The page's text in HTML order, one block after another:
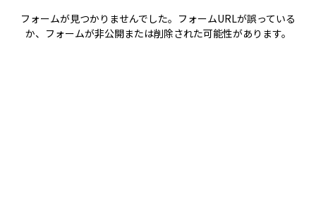
フォームが見つかりませんでした。フォームURLが誤っている
か、フォームが非公開または削除された可能性があります。